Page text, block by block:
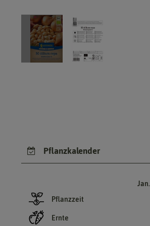
Pflanzkalender
Pflanzzeit
Ernte
Jan.